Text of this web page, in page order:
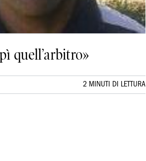
quell’arbitro»
2 MINUTI DI LETTURA